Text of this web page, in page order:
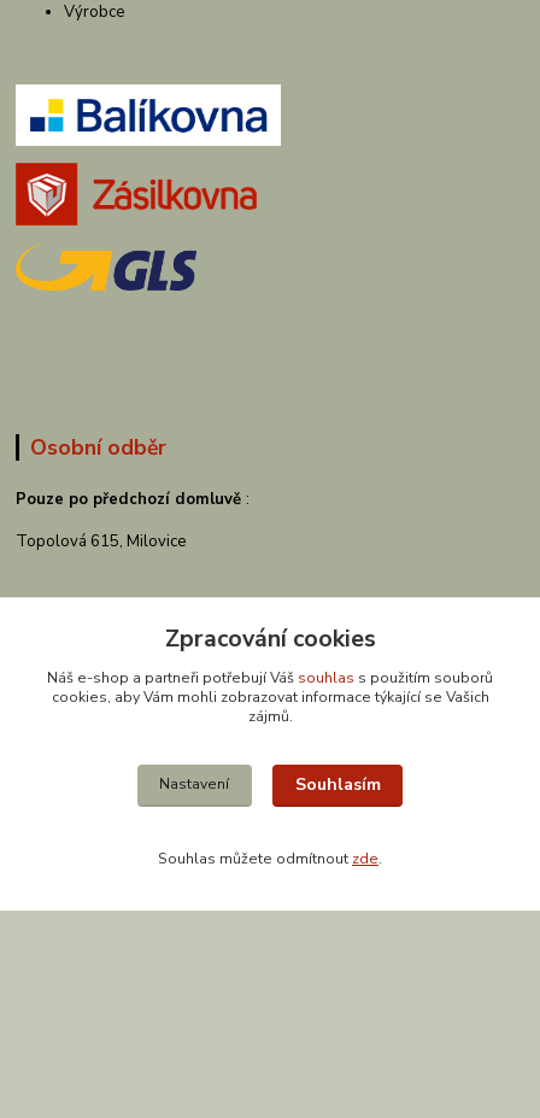
Výrobce
Osobní odběr
Pouze po předchozí domluvě :
Topolová 615, Milovice
Zpracování cookies
Náš e-shop a partneři potřebují Váš souhlas s použitím souborů
cookies, aby Vám mohli zobrazovat informace týkající se Vašich
zájmů.
Nastavení Souhlasím
Souhlas můžete odmítnout zde.